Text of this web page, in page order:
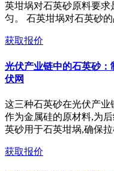
英坩埚对石英砂原料要
匀。 石英坩埚对石英砂
获取报价
光伏产业链中的石英砂
伏网
这三种石英砂在光伏产
作为金属硅的原材料,为
英砂用于石英坩埚,确保
获取报价